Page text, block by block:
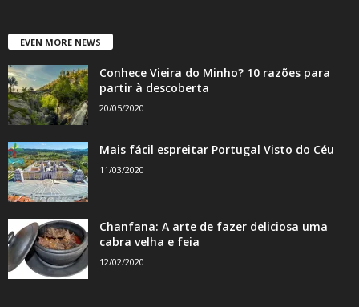
EVEN MORE NEWS
Conhece Vieira do Minho? 10 razões para
partir à descoberta
20/05/2020
Mais fácil espreitar Portugal Visto do Céu
11/03/2020
Chanfana: A arte de fazer deliciosa uma
cabra velha e feia
12/02/2020